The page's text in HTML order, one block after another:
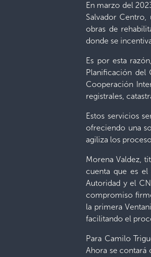
En marzo del
Salvador Centro,
obras de
donde se
Es por esta
Planificación del
Cooperación
registrales,
Estos servicios
ofreciendo una
agiliza los
Morena Valdez,
cuenta que es el
Autoridad y el
compromiso
la primera
facilitando el
Para Camilo
Ahora se contará